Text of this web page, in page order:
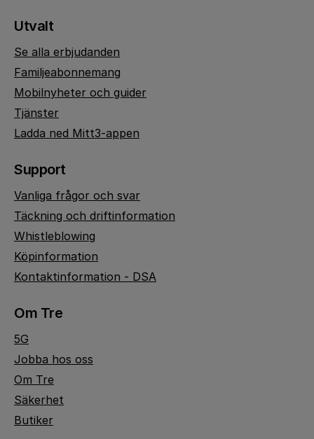
Utvalt
Se alla erbjudanden
Familjeabonnemang
Mobilnyheter och guider
Tjänster
Ladda ned Mitt3-appen
Support
Vanliga frågor och svar
Täckning och driftinformation
Whistleblowing
Köpinformation
Kontaktinformation - DSA
Om Tre
5G
Jobba hos oss
Om Tre
Säkerhet
Butiker